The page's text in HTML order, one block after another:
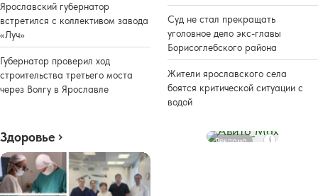
Ярославский губернатор
встретился с коллективом завода
«Луч»
Губернатор проверил ход
строительства третьего моста
через Волгу в Ярославле
Суд не стал прекращать
уголовное дело экс-главы
Борисоглебского района
Жители ярославского села
боятся критической ситуации с
водой
Здоровье Реклама